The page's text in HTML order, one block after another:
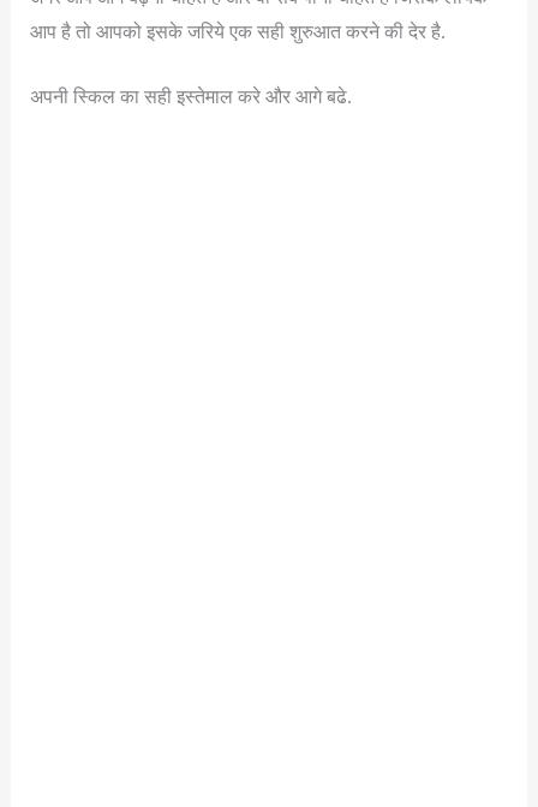
आप है तो आपको इसके जरिये एक सही शुरुआत करने की देर है.
अपनी स्किल का सही इस्तेमाल करे और आगे बढे.